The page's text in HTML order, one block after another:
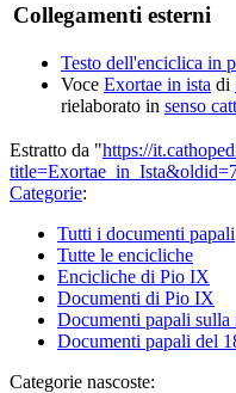
Collegamenti esterni
Testo dell'enciclica in
Voce Exortae in ista di
rielaborato in senso
Estratto da "https://
Categorie:
Tutti i documenti papali
Tutte le encicliche
Encicliche di Pio IX
Documenti di Pio IX
Documenti papali sulla
Documenti papali del
Categorie nascoste: